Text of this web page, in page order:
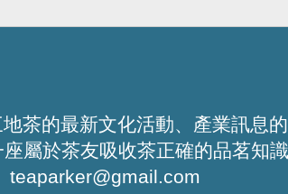
茶的最新文化活動、產業訊息
屬於茶友吸收茶正確的品茗知
teaparker@gmail.com